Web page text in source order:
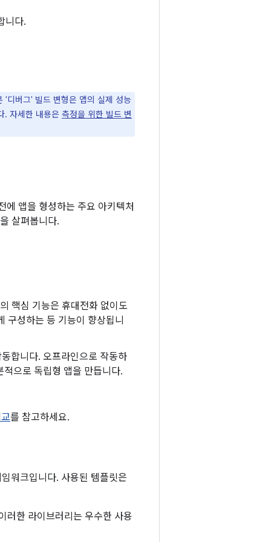
니다.
'디버그' 빌드 변형은 앱의 실제 성능
. 자세한 내용은 측정을 위한 빌드 변
에 앱을 형성하는 주요 아키텍처
살펴봅니다.
핵심 기능은 휴대전화 없이도
구성하는 등 기능이 향상됩니
합니다. 오프라인으로 작동하
으로 독립형 앱을 만듭니다.
를 참고하세요.
워크입니다. 사용된 템플릿은
러한 라이브러리는 우수한 사용